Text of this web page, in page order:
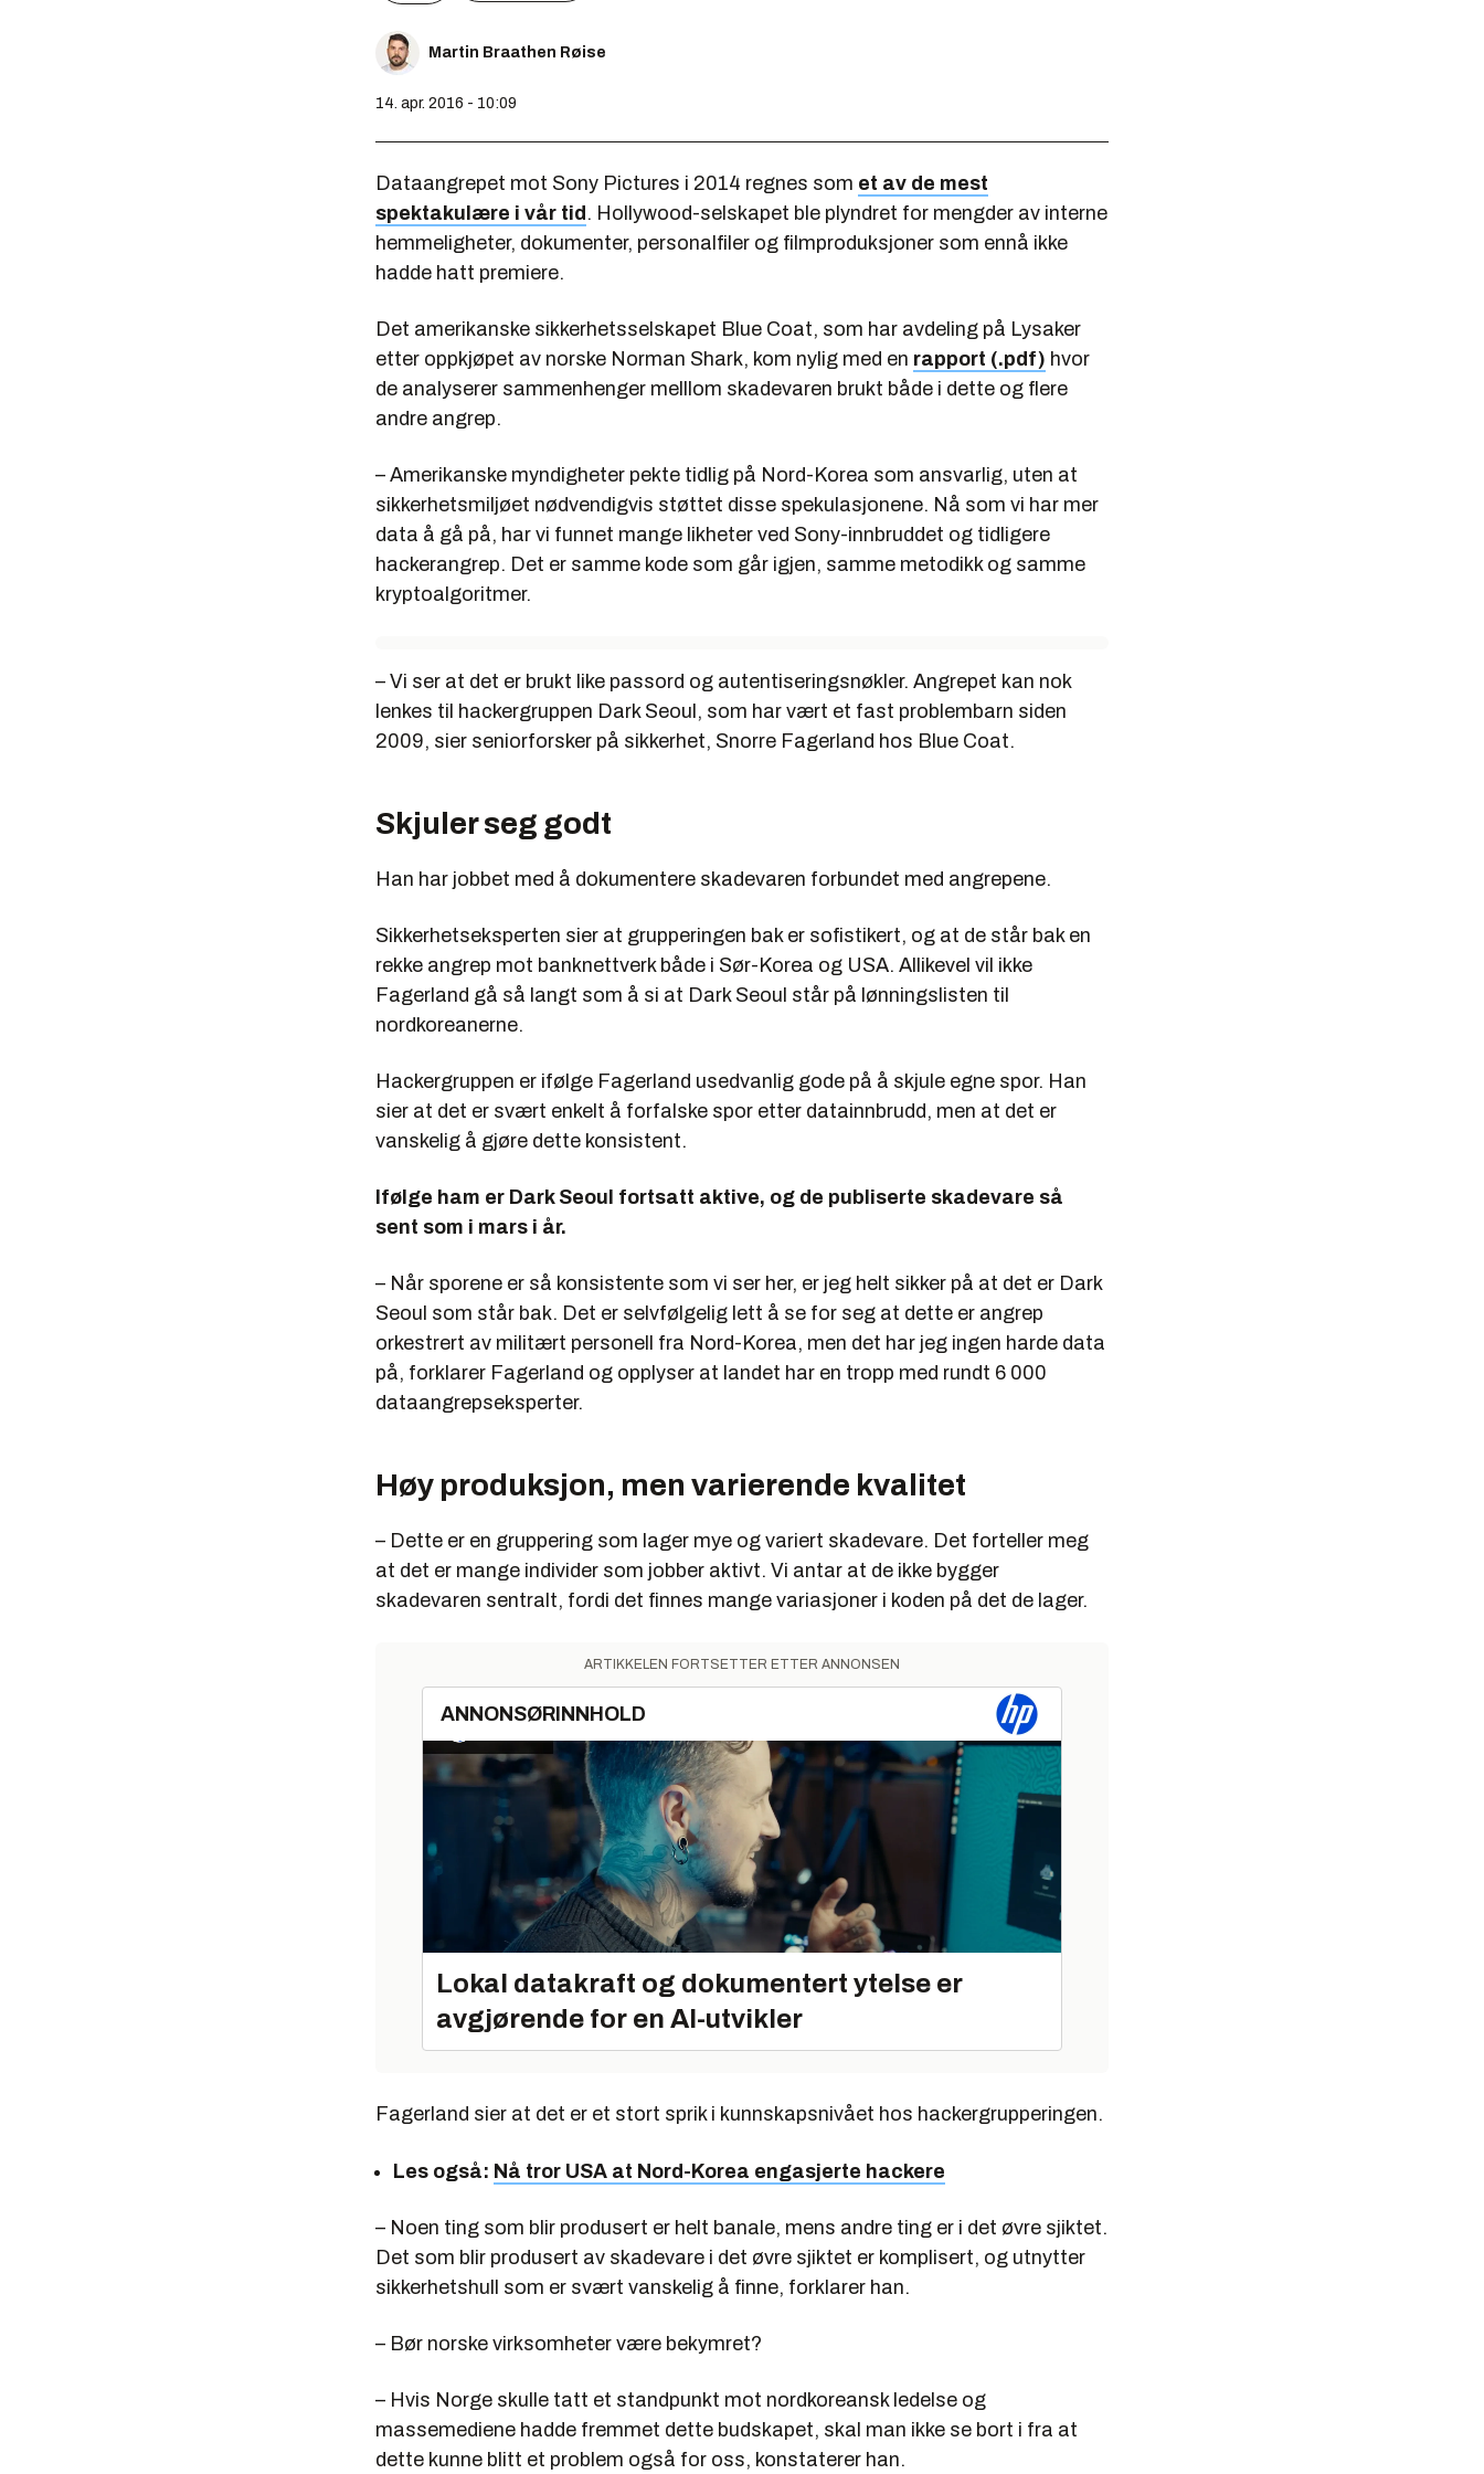
Martin Braathen Røise
14. apr. 2016 - 10:09
Dataangrepet mot Sony Pictures i 2014 regnes som et av de mest
spektakulære i vår tid . Hollywood-selskapet ble plyndret for mengder av interne
hemmeligheter, dokumenter, personalfiler og filmproduksjoner som ennå ikke
hadde hatt premiere.
Det amerikanske sikkerhetsselskapet Blue Coat, som har avdeling på Lysaker
etter oppkjøpet av norske Norman Shark, kom nylig med en rapport (.pdf) hvor
de analyserer sammenhenger melllom skadevaren brukt både i dette og flere
andre angrep.
– Amerikanske myndigheter pekte tidlig på Nord-Korea som ansvarlig, uten at
sikkerhetsmiljøet nødvendigvis støttet disse spekulasjonene. Nå som vi har mer
data å gå på, har vi funnet mange likheter ved Sony-innbruddet og tidligere
hackerangrep. Det er samme kode som går igjen, samme metodikk og samme
kryptoalgoritmer.
– Vi ser at det er brukt like passord og autentiseringsnøkler. Angrepet kan nok
lenkes til hackergruppen Dark Seoul, som har vært et fast problembarn siden
2009, sier seniorforsker på sikkerhet, Snorre Fagerland hos Blue Coat.
Skjuler seg godt
Han har jobbet med å dokumentere skadevaren forbundet med angrepene.
Sikkerhetseksperten sier at grupperingen bak er sofistikert, og at de står bak en
rekke angrep mot banknettverk både i Sør-Korea og USA. Allikevel vil ikke
Fagerland gå så langt som å si at Dark Seoul står på lønningslisten til
nordkoreanerne.
Hackergruppen er ifølge Fagerland usedvanlig gode på å skjule egne spor. Han
sier at det er svært enkelt å forfalske spor etter datainnbrudd, men at det er
vanskelig å gjøre dette konsistent.
Ifølge ham er Dark Seoul fortsatt aktive, og de publiserte skadevare så
sent som i mars i år.
– Når sporene er så konsistente som vi ser her, er jeg helt sikker på at det er Dark
Seoul som står bak. Det er selvfølgelig lett å se for seg at dette er angrep
orkestrert av militært personell fra Nord-Korea, men det har jeg ingen harde data
på, forklarer Fagerland og opplyser at landet har en tropp med rundt 6 000
dataangrepseksperter.
Høy produksjon, men varierende kvalitet
– Dette er en gruppering som lager mye og variert skadevare. Det forteller meg
at det er mange individer som jobber aktivt. Vi antar at de ikke bygger
skadevaren sentralt, fordi det finnes mange variasjoner i koden på det de lager.
ARTIKKELEN FORTSETTER ETTER ANNONSEN
ANNONSØRINNHOLD
Lokal datakraft og dokumentert ytelse er
avgjørende for en AI-utvikler
Fagerland sier at det er et stort sprik i kunnskapsnivået hos hackergrupperingen.
Les også: Nå tror USA at Nord-Korea engasjerte hackere
– Noen ting som blir produsert er helt banale, mens andre ting er i det øvre sjiktet.
Det som blir produsert av skadevare i det øvre sjiktet er komplisert, og utnytter
sikkerhetshull som er svært vanskelig å finne, forklarer han.
– Bør norske virksomheter være bekymret?
– Hvis Norge skulle tatt et standpunkt mot nordkoreansk ledelse og
massemediene hadde fremmet dette budskapet, skal man ikke se bort i fra at
dette kunne blitt et problem også for oss, konstaterer han.